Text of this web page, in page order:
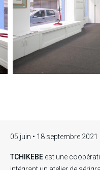
05 juin • 18 septembre 2021
TCHIKEBE est une